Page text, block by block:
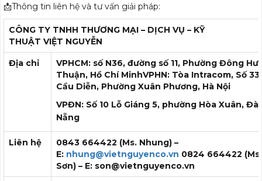
📩Thông tin liên hệ và tư vấn giải pháp:
CÔNG TY TNHH THƯƠNG MẠI – DỊCH VỤ – KỸ
THUẬT VIỆT NGUYỄN
Địa chỉ
VPHCM: số N36, đường số 11, Phường Đông
Thuận, Hồ Chí MinhVPHN: Tòa Intracom, Số 33
Cầu Diễn, Phường Xuân Phương, Hà Nội
VPĐN: Số 10 Lỗ Giáng 5, phường Hòa Xuân, Đà
Nẵng
Liên hệ
0843 664422 (Ms. Nhung) –
E: nhung@vietnguyenco.vn 0824 664422 (Ms
Sơn) – E: son@vietnguyenco.vn